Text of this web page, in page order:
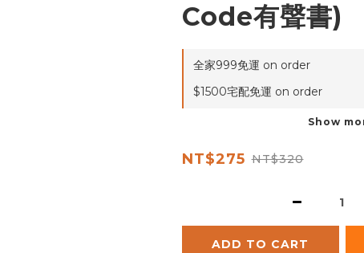
Code有聲書)
全家999免運 on order
$1500宅配免運 on order
Show
NT$275 NT$320
ADD TO CART